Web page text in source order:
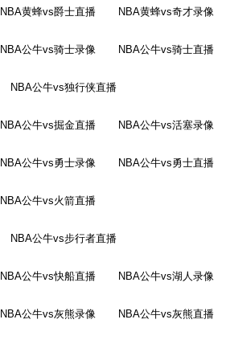
NBA黄蜂vs爵士直播 NBA黄蜂vs奇才录像
NBA公牛vs骑士录像 NBA公牛vs骑士直播
NBA公牛vs独行侠直播
NBA公牛vs掘金直播 NBA公牛vs活塞录像
NBA公牛vs勇士录像 NBA公牛vs勇士直播
NBA公牛vs火箭直播
NBA公牛vs步行者直播
NBA公牛vs快船直播 NBA公牛vs湖人录像
NBA公牛vs灰熊录像 NBA公牛vs灰熊直播